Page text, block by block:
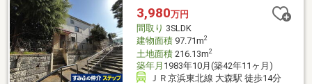
3,980万円
間取り 3SLDK
建物面積97.71m2
土地面積216.13m2
築年月 1983年10月(築42年11ヶ月)
ＪＲ京浜東北線 大森駅 徒歩14分